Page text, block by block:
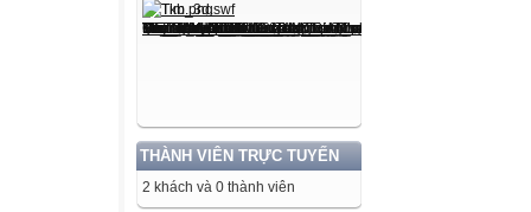
THÀNH VIÊN TRỰC TUYẾN
2 khách và 0 thành viên